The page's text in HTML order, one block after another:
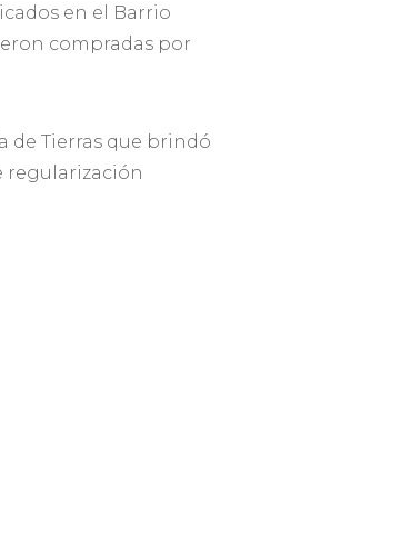
en el Barrio
compradas por
de Tierras que brindó
regularización